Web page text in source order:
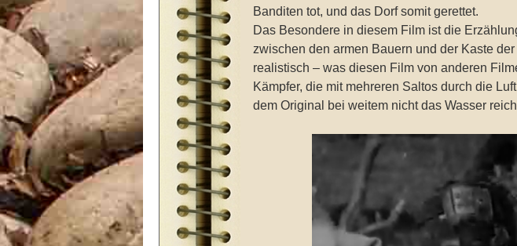
Banditen tot, und das Dorf somit gerettet.
Das Besondere in diesem Film ist die
zwischen den armen Bauern und der Kaste
realistisch – was diesen Film von anderen
Kämpfer, die mit mehreren Saltos durch die
dem Original bei weitem nicht das Wasser